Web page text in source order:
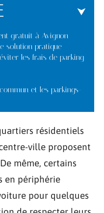
gratuit à Avignon
solution pratique
les frais de parking
et les parkings-
résidentiels
ville proposent
même, certains
en périphérie
pour quelques